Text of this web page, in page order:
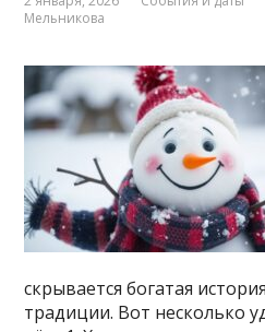
Мельникова
скрывается богатая
традиции. Вот несколько